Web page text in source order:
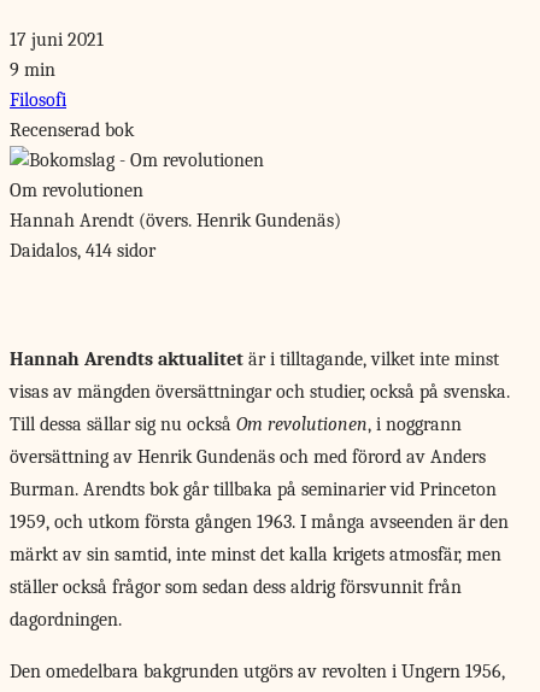
17 juni 2021
9 min
Filosofi
Recenserad bok
Om revolutionen
Hannah Arendt (övers. Henrik Gundenäs)
Daidalos, 414 sidor
Hannah Arendts aktualitet är i tilltagande, vilket inte minst
visas av mängden översättningar och studier, också på svenska.
Till dessa sällar sig nu också Om revolutionen, i noggrann
översättning av Henrik Gundenäs och med förord av Anders
Burman. Arendts bok går tillbaka på seminarier vid Princeton
1959, och utkom första gången 1963. I många avseenden är den
märkt av sin samtid, inte minst det kalla krigets atmosfär, men
ställer också frågor som sedan dess aldrig försvunnit från
dagordningen.
Den omedelbara bakgrunden utgörs av revolten i Ungern 1956,